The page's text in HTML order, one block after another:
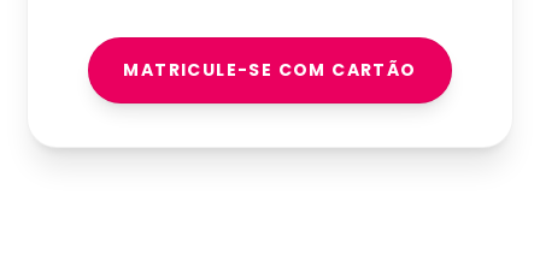
MATRICULE-SE COM CARTÃO